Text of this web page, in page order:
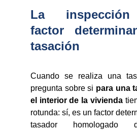
La
factor
tasación
Cuando se realiza una
pregunta sobre si para una
el interior de la vivienda
rotunda: sí, es un factor
tasador homologado